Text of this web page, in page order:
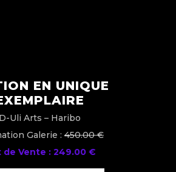
EN UNIQUE
D-Uli Arts – Haribo
Galerie : 450.00 €
de Vente : 249.00 €